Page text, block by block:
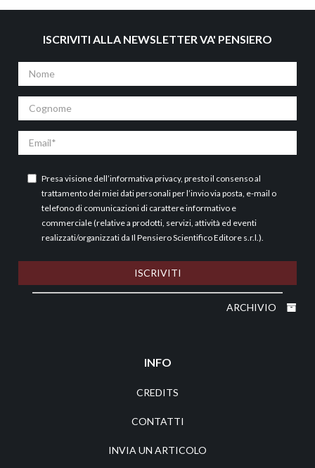
ISCRIVITI ALLA NEWSLETTER VA' PENSIERO
Nome
Cognome
Email
Presa visione dell’informativa privacy, presto il consenso al
trattamento dei miei dati personali per l’invio via posta, e-mail o
telefono di comunicazioni di carattere informativo e
commerciale (relative a prodotti, servizi, attività ed eventi
realizzati/organizzati da Il Pensiero Scientifico Editore s.r.l.).
ISCRIVITI
ARCHIVIO
INFO
CREDITS
CONTATTI
INVIA UN ARTICOLO